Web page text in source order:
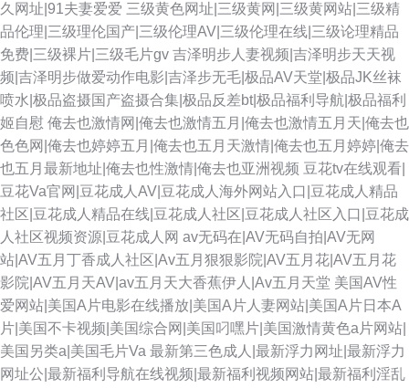
久网址|91夫妻爱爱 三级黄色网址|三级黄网|三级黄网站|三级精
品伦理|三级理伦国产|三级伦理AV|三级伦理在线|三级论理精品
免费|三级裸片|三级毛片gv 吉泽明步人妻视频|吉泽明步天天视
频|吉泽明步做爱动作电影|吉泽步无毛|极品AV天堂|极品JK丝袜
喷水|极品盗摄国产盗摄合集|极品反差bt|极品福利导航|极品福利
姬自慰 俺去也激情网|俺去也激情五月|俺去也激情五月天|俺去也
色色网|俺去也婷婷五月|俺去也五月天激情|俺去也五月婷婷|俺去
也五月最新地址|俺去也性激情|俺去也亚洲视频 豆花tv在线观看|
豆花Va官网|豆花成人AV|豆花成人海外网站入口|豆花成人精品
社区|豆花成人精品在线|豆花成人社区|豆花成人社区入口|豆花成
人社区视频资源|豆花成人网 av无码在|AV无码自拍|AV无网
站|AV五月丁香成人社区|Av五月狠狠影院|AV五月花|AV五月花
影院|AV五月天AV|av五月天大香蕉伊人|Av五月天堂 美国AV性
爱网站|美国A片电影在线播放|美国A片人妻网站|美国A片日本A
片|美国不卡视频|美国综合网|美国叼嘿片|美国激情黄色a片网站|
美国另类a|美国毛片Va 最新第三色成人|最新浮力网址|最新浮力
网址公|最新福利导航在线视频|最新福利视频网站|最新福利淫乱